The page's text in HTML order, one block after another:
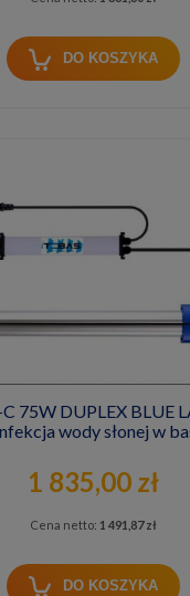
DO KOSZYKA
75W DUPLEX BLUE
wody słonej w
1 835,00 zł
Cena netto: 1 491,87 zł
DO KOSZYKA